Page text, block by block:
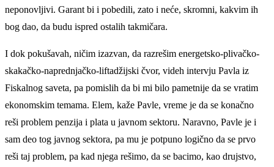
neponovljivi. Garant bi i pobedili, zato i neće, skromni, kakvim ih
bog dao, da budu ispred ostalih takmičara.
I dok pokušavah, ničim izazvan, da razrešim energetsko-plivačko-
skakačko-naprednjačko-liftadžijski čvor, videh intervju Pavla iz
Fiskalnog saveta, pa pomislih da bi mi bilo pametnije da se vratim
ekonomskim temama. Elem, kaže Pavle, vreme je da se konačno
reši problem penzija i plata u javnom sektoru. Naravno, Pavle je i
sam deo tog javnog sektora, pa mu je potpuno logično da se prvo
reši taj problem, pa kad njega rešimo, da se bacimo, kao drujstvo,